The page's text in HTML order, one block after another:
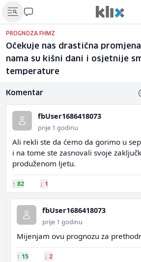
PROGNOZA FHMZ
Očekuje nas drastična
nama su kišni dani i osjetnije
temperature
Komentar
fbUser1686418073
prije 1 godinu
Ali rekli ste da ćemo da gorimo u
i na tome ste zasnovali svoje
produženom ljetu.
↑ 82 ↓ 1
fbUser1686418073
prije 1 godinu
Mijenjam ovu prognozu za
↑ 15 ↓ 2